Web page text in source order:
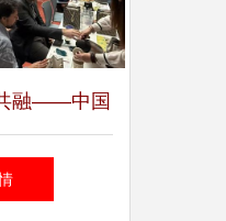
融——中国
国家电网文